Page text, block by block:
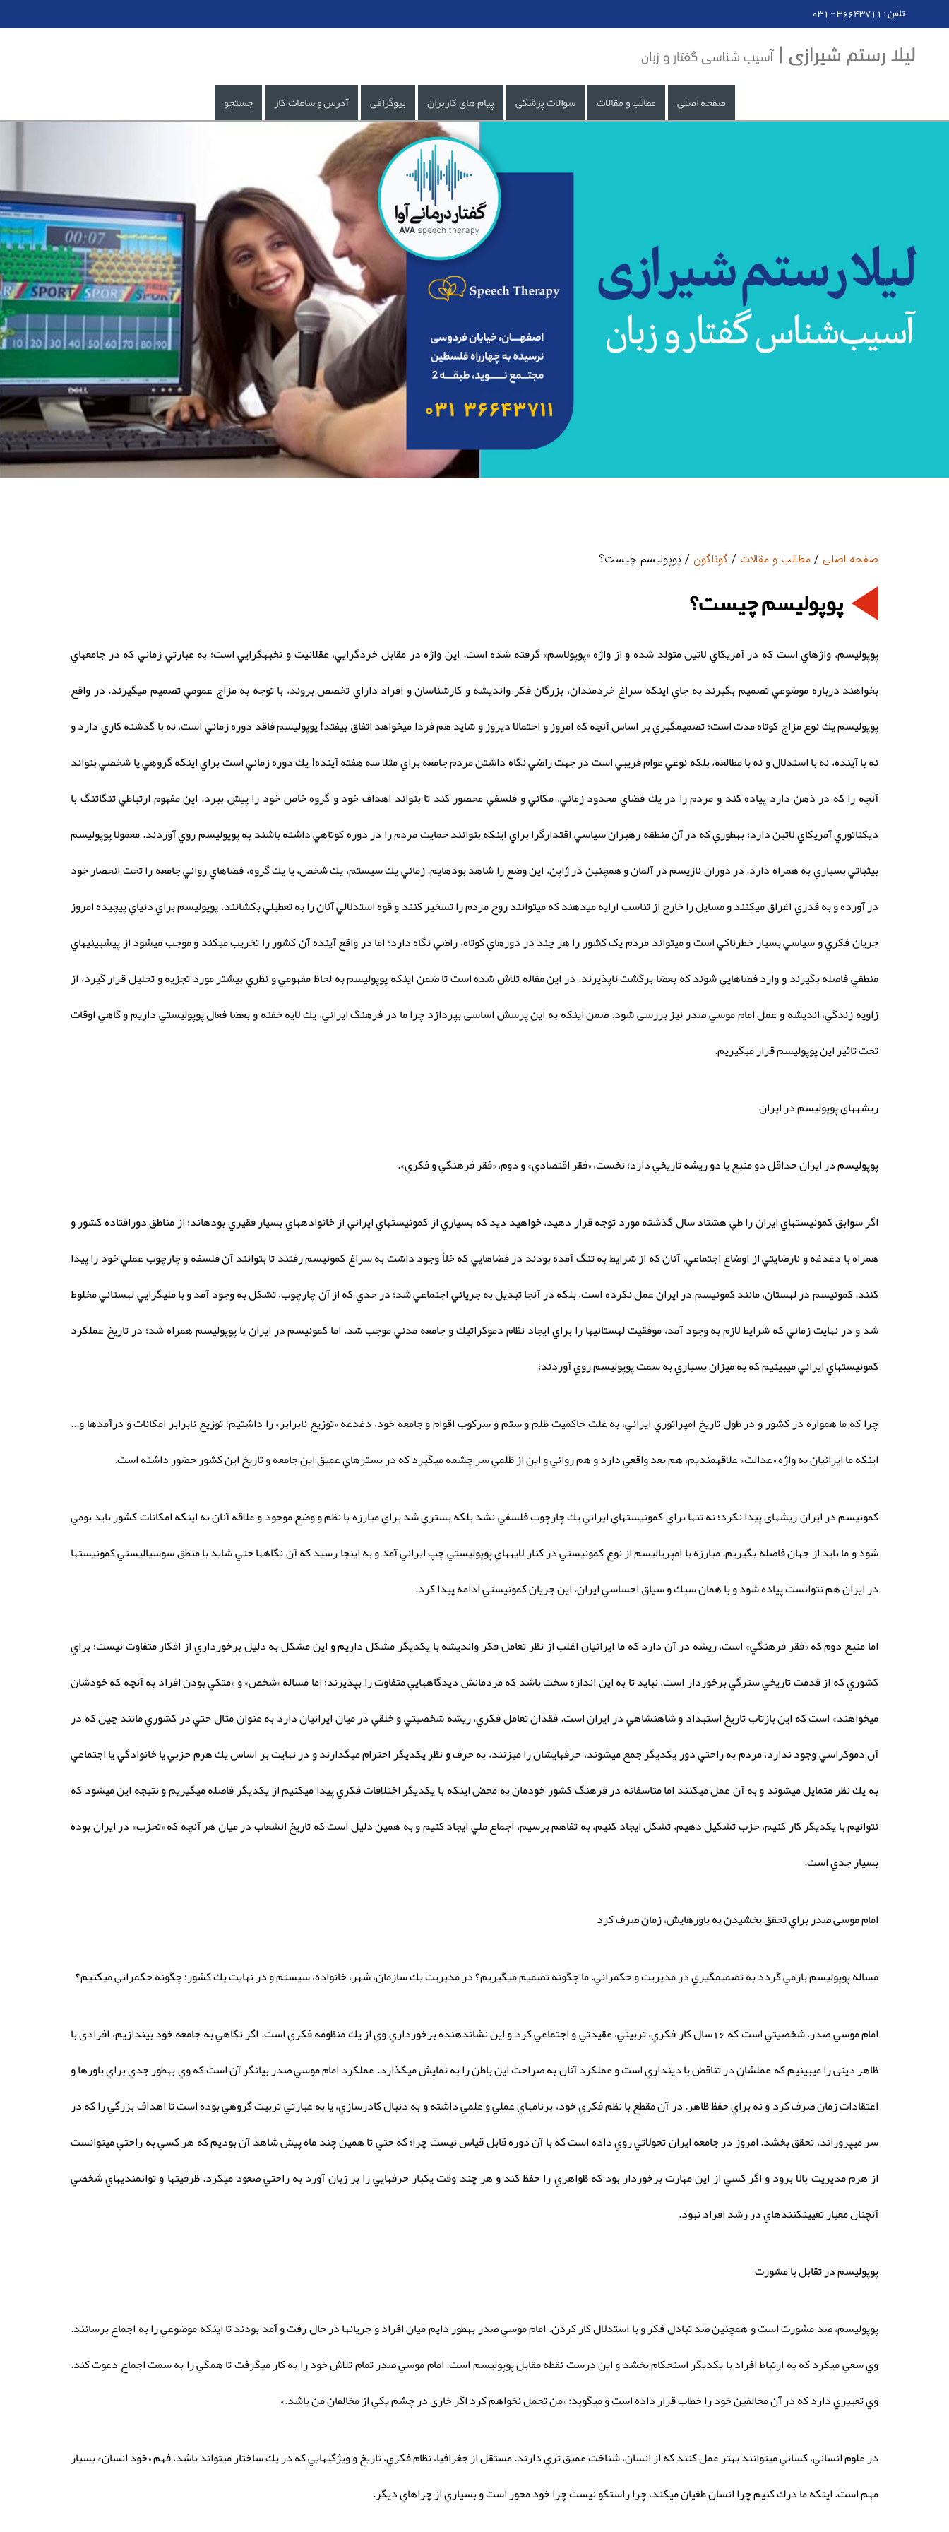
031 - تلفن : 36643711
صفحه اصلی مطالب و مقالات سوالات پزشکی پیام های کاربران بیوگرافی آدرس و ساعات کار جستجو
صفحه اصلی / مطالب و مقالات / گوناگون / پوپولیسم چیست؟
پوپولیسم چیست؟
پوپوليسم، واژهاي است كه در آمريكاي لاتين متولد شده و از واژه «پوپولاسم» گرفته شده است. اين واژه در مقابل خردگرايي، عقلانيت و نخبهگرايي است؛ به عبارتي زماني كه در جامعهاي
بخواهند درباره موضوعي تصميم بگيرند به جاي اينكه سراغ خردمندان، بزرگان فكر وانديشه و كارشناسان و افراد داراي تخصص بروند، با توجه به مزاج عمومي تصميم ميگيرند. در واقع
پوپوليسم يك نوع مزاج كوتاه مدت است؛ تصميمگيري بر اساس آنچه كه امروز و احتمالا ديروز و شايد هم فردا ميخواهد اتفاق بيفتد! پوپوليسم فاقد دوره زماني است، نه با گذشته كاري دارد و
نه با آينده، نه با استدلال و نه با مطالعه، بلكه نوعي عوام فريبي است در جهت راضي نگاه داشتن مردم جامعه براي مثلا سه هفته آينده! يك دوره زماني است براي اينكه گروهي يا شخصي بتواند
آنچه را كه در ذهن دارد پياده كند و مردم را در يك فضاي محدود زماني، مكاني و فلسفي محصور كند تا بتواند اهداف خود و گروه خاص خود را پيش ببرد. اين مفهوم ارتباطي تنگاتنگ با
ديكتاتوري آمريكاي لاتين دارد؛ بهطوري كه در آن منطقه رهبران سياسي اقتدارگرا براي اينكه بتوانند حمايت مردم را در دوره كوتاهي داشته باشند به پوپوليسم روي آوردند. معمولا پوپوليسم
بيثباتي بسياري به همراه دارد. در دوران نازيسم در آلمان و همچنين در ژاپن، اين وضع را شاهد بودهايم. زماني يك سيستم، يك شخص، يا يك گروه، فضاهاي رواني جامعه را تحت انحصار خود
در آورده و به قدري اغراق ميكنند و مسایل را خارج از تناسب ارایه ميدهند كه ميتوانند روح مردم را تسخير كنند و قوه استدلالي آنان را به تعطيلي بكشانند. پوپوليسم براي دنياي پيچيده امروز
جريان فكري و سياسي بسيار خطرناكي است و ميتواند مردم یک كشور را هر چند در دورهاي كوتاه، راضي نگاه دارد؛ اما در واقع آينده آن كشور را تخريب ميكند و موجب ميشود از پيشبينيهاي
منطقي فاصله بگيرند و وارد فضاهايي شوند كه بعضا برگشت ناپذيرند. در اين مقاله تلاش شده است تا ضمن اينكه پوپوليسم به لحاظ مفهومي و نظري بيشتر مورد تجزيه و تحليل قرار گيرد، از
زاویه زندگي، اندیشه و عمل امام موسي صدر نيز بررسی شود. ضمن اينكه به این پرسش اساسی بپردازد چرا ما در فرهنگ ايراني، يك لايه خفته و بعضا فعال پوپوليستي داريم و گاهي اوقات
تحت تاثير اين پوپوليسم قرار ميگيريم.
ریشههای پوپولیسم در ایران
پوپوليسم در ايران حداقل دو منبع يا دو ريشه تاريخي دارد؛ نخست، «فقر اقتصادي» و دوم، «فقر فرهنگي و فكري».
اگر سوابق كمونيستهاي ايران را طي هشتاد سال گذشته مورد توجه قرار دهيد، خواهيد ديد كه بسياري از كمونيستهاي ايراني از خانوادههاي بسيار فقيري بودهاند؛ از مناطق دورافتاده كشور و
همراه با دغدغه و نارضايتي از اوضاع اجتماعي. آنان كه از شرايط به تنگ آمده بودند در فضاهايي كه خلأ وجود داشت به سراغ كمونيسم رفتند تا بتوانند آن فلسفه و چارچوب عملي خود را پيدا
كنند. كمونيسم در لهستان، مانند كمونيسم در ايران عمل نكرده است، بلكه در آنجا تبديل به جرياني اجتماعي شد؛ در حدي كه از آن چارچوب، تشكل به وجود آمد و با مليگرايي لهستاني مخلوط
شد و در نهايت زماني كه شرايط لازم به وجود آمد، موفقيت لهستانيها را براي ايجاد نظام دموكراتيك و جامعه مدني موجب شد. اما كمونيسم در ايران با پوپوليسم همراه شد؛ در تاريخ عملكرد
كمونيستهاي ايراني ميبينيم كه به ميزان بسياري به سمت پوپوليسم روي آوردند؛
چرا كه ما همواره در كشور و در طول تاريخ امپراتوري ايراني، به علت حاكميت ظلم و ستم و سركوب اقوام و جامعه خود، دغدغه «توزيع نابرابر» را داشتيم؛ توزيع نابرابر امكانات و درآمدها و...
اينكه ما ايرانيان به واژه «عدالت» علاقهمنديم، هم بعد واقعي دارد و هم رواني و اين از ظلمي سر چشمه ميگيرد كه در بسترهاي عميق اين جامعه و تاريخ اين كشور حضور داشته است.
كمونيسم در ایران ریشهای پیدا نکرد؛ نه تنها براي كمونيستهاي ايراني يك چارچوب فلسفي نشد بلكه بستري شد براي مبارزه با نظم و وضع موجود و علاقه آنان به اينكه امكانات كشور بايد بومي
شود و ما بايد از جهان فاصله بگيريم. مبارزه با امپرياليسم از نوع كمونيستي در كنار لايههاي پوپوليستي چپ ايراني آمد و به اينجا رسيد كه آن نگاهها حتي شايد با منطق سوسياليستي كمونيستها
در ايران هم نتوانست پياده شود و با همان سبك و سياق احساسي ايران، اين جريان كمونيستي ادامه پيدا كرد.
اما منبع دوم كه «فقر فرهنگي» است، ريشه در آن دارد كه ما ايرانيان اغلب از نظر تعامل فكر وانديشه با يكديگر مشكل داریم و اين مشكل به دليل برخورداري از افكار متفاوت نيست؛ براي
كشوري كه از قدمت تاريخي سترگي برخوردار است، نبايد تا به اين اندازه سخت باشد كه مردمانش ديدگاههايي متفاوت را بپذيرند؛ اما مساله «شخص» و «متكي بودن افراد به آنچه كه خودشان
ميخواهند» است كه اين بازتاب تاريخ استبداد و شاهنشاهي در ايران است. فقدان تعامل فكري، ريشه شخصيتي و خلقي در ميان ايرانيان دارد به عنوان مثال حتي در كشوري مانند چين كه در
آن دموكراسي وجود ندارد، مردم به راحتي دور يكديگر جمع ميشوند، حرفهايشان را ميزنند، به حرف و نظر يكديگر احترام ميگذارند و در نهايت بر اساس يك هرم حزبي يا خانوادگي يا اجتماعي
به يك نظر متمايل ميشوند و به آن عمل ميكنند اما متاسفانه در فرهنگ كشور خودمان به محض اينكه با يكديگر اختلافات فكري پيدا ميكنيم از يكديگر فاصله ميگيريم و نتيجه اين ميشود كه
نتوانيم با يكديگر كار كنيم، حزب تشكيل دهيم، تشكل ايجاد كنيم، به تفاهم برسيم، اجماع ملي ايجاد كنيم و به همين دليل است كه تاريخ انشعاب در ميان هر آنچه كه «تحزب» در ايران بوده
بسيار جدي است.
امام موسی صدر براي تحقق بخشيدن به باورهايش، زمان صرف كرد
مساله پوپوليسم بازمي گردد به تصميمگيري در مديريت و حكمراني. ما چگونه تصميم ميگيريم؟ در مديريت يك سازمان، شهر، خانواده، سيستم و در نهايت يك كشور؛ چگونه حكمراني ميكنيم؟
امام موسي صدر، شخصيتي است كه 16سال كار فكري، تربيتي، عقيدتي و اجتماعي كرد و اين نشاندهنده برخورداري وي از يك منظومه فكري است. اگر نگاهي به جامعه خود بيندازيم، افرادی با
ظاهر دینی را میبینیم که عملشان در تناقض با دينداري است و عملكرد آنان به صراحت اين باطن را به نمايش ميگذارد. عملكرد امام موسي صدر بيانگر آن است كه وي بهطور جدي براي باورها و
اعتقادات زمان صرف كرد و نه براي حفظ ظاهر. در آن مقطع با نظم فكري خود، برنامهاي عملي و علمي داشته و به دنبال كادرسازي، يا به عبارتي تربيت گروهي بوده است تا اهداف بزرگي را كه در
سر ميپروراند، تحقق بخشد. امروز در جامعه ايران تحولاتي روي داده است كه با آن دوره قابل قياس نيست چرا؛ كه حتي تا همين چند ماه پيش شاهد آن بوديم كه هر كسي به راحتي ميتوانست
از هرم مديريت بالا برود و اگر كسي از اين مهارت برخوردار بود كه ظواهري را حفظ كند و هر چند وقت يكبار حرفهايي را بر زبان آورد به راحتي صعود ميكرد. ظرفيتها و توانمنديهاي شخصي
آنچنان معيار تعيينكنندهاي در رشد افراد نبود.
پوپوليسم در تقابل با مشورت
پوپوليسم، ضد مشورت است و همچنين ضد تبادل فكر و با استدلال كار كردن. امام موسي صدر بهطور دایم ميان افراد و جريانها در حال رفت و آمد بودند تا اينكه موضوعي را به اجماع برسانند.
وي سعي ميكرد كه به ارتباط افراد با يكديگر استحكام بخشد و اين درست نقطه مقابل پوپوليسم است. امام موسي صدر تمام تلاش خود را به كار ميگرفت تا همگي را به سمت اجماع دعوت كند.
وي تعبيري دارد كه در آن مخالفين خود را خطاب قرار داده است و ميگويد: «من تحمل نخواهم كرد اگر خاری در چشم يكي از مخالفان من باشد.»
در علوم انساني، كساني ميتوانند بهتر عمل كنند كه از انسان، شناخت عميق تري دارند. مستقل از جغرافيا، نظام فكري، تاريخ و ويژگيهايي كه در يك ساختار ميتواند باشد، فهم «خود انسان» بسيار
مهم است. اينكه ما درك كنيم چرا انسان طغيان ميكند، چرا راستگو نيست چرا خود محور است و بسياري از چراهاي ديگر.